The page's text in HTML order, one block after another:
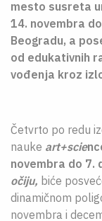
O NAMA
CPN
ЋИР
mesto susreta
14. novembra
Beogradu, a
od edukativnih
vođenja kroz
Četvrto po redu
nauke art+scie
novembra do 7.
očiju, biće
dinamičnom
novembra i